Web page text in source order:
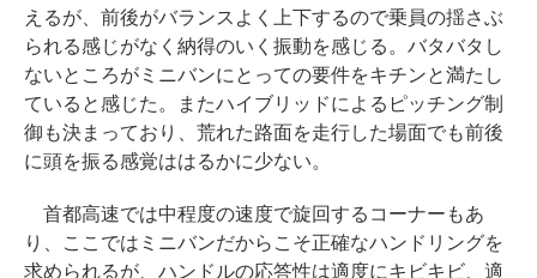
えるが、前後がバランスよく上下するので乗員の揺さぶ
られる感じがなく納得のいく振動を感じる。バタバタし
ないところがミニバンにとっての要件をキチンと満たし
ていると感じた。またハイブリッドによるピッチング制
御も決まっており、荒れた路面を走行した場面でも前後
に頭を振る感覚ははるかに少ない。
首都高速では中程度の速度で旋回するコーナーもあ
り、ここではミニバンだからこそ正確なハンドリングを
求められるが、ハンドルの応答性は適度にキビキビ、適